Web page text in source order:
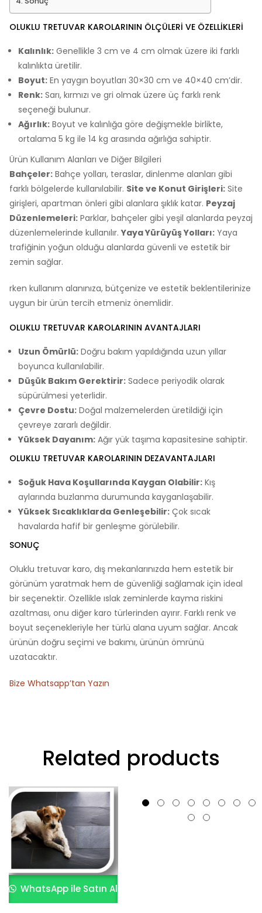
OLUKLU TRETUVAR KAROLARININ ÖLÇÜLERI VE ÖZELLIKLERI
Kalınlık: Genellikle 3 cm ve 4 cm olmak üzere iki farklı
kalınlıkta üretilir.
Boyut: En yaygın boyutları 30×30 cm ve 40×40 cm’dir.
Renk: Sarı, kırmızı ve gri olmak üzere üç farklı renk
seçeneği bulunur.
Ağırlık: Boyut ve kalınlığa göre değişmekle birlikte,
ortalama 5 kg ile 14 kg arasında ağırlığa sahiptir.
Ürün Kullanım Alanları ve Diğer Bilgileri
Bahçeler: Bahçe yolları, teraslar, dinlenme alanları gibi
farklı bölgelerde kullanılabilir. Site ve Konut Girişleri: Site
girişleri, apartman önleri gibi alanlara şıklık katar. Peyzaj
Düzenlemeleri: Parklar, bahçeler gibi yeşil alanlarda peyzaj
düzenlemelerinde kullanılır.Yaya Yürüyüş Yolları: Yaya
trafiğinin yoğun olduğu alanlarda güvenli ve estetik bir
zemin sağlar.
rken kullanım alanınıza, bütçenize ve estetik beklentilerinize
uygun bir ürün tercih etmeniz önemlidir.
OLUKLU TRETUVAR KAROLARININ AVANTAJLARI
Uzun Ömürlü: Doğru bakım yapıldığında uzun yıllar
boyunca kullanılabilir.
Düşük Bakım Gerektirir: Sadece periyodik olarak
süpürülmesi yeterlidir.
Çevre Dostu: Doğal malzemelerden üretildiği için
çevreye zararlı değildir.
Yüksek Dayanım: Ağır yük taşıma kapasitesine sahiptir.
OLUKLU TRETUVAR KAROLARININ DEZAVANTAJLARI
Soğuk Hava Koşullarında Kaygan Olabilir: Kış
aylarında buzlanma durumunda kayganlaşabilir.
Yüksek Sıcaklıklarda Genleşebilir: Çok sıcak
havalarda hafif bir genleşme görülebilir.
SONUÇ
Oluklu tretuvar karo, dış mekanlarınızda hem estetik bir
görünüm yaratmak hem de güvenliği sağlamak için ideal
bir seçenektir. Özellikle ıslak zeminlerde kayma riskini
azaltması, onu diğer karo türlerinden ayırır. Farklı renk ve
boyut seçenekleriyle her türlü alana uyum sağlar. Ancak
ürünün doğru seçimi ve bakımı, ürünün ömrünü
uzatacaktır.
Bize Whatsapp’tan Yazın
Related products
WhatsApp ile Satın Al